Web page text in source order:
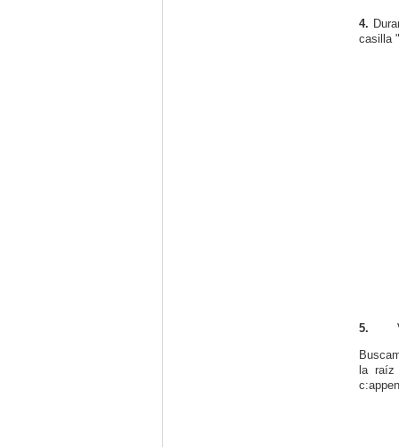
4.
casilla
5.
la raíz